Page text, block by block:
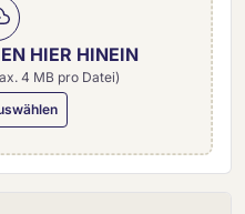
HIER HINEIN
4 MB pro Datei)